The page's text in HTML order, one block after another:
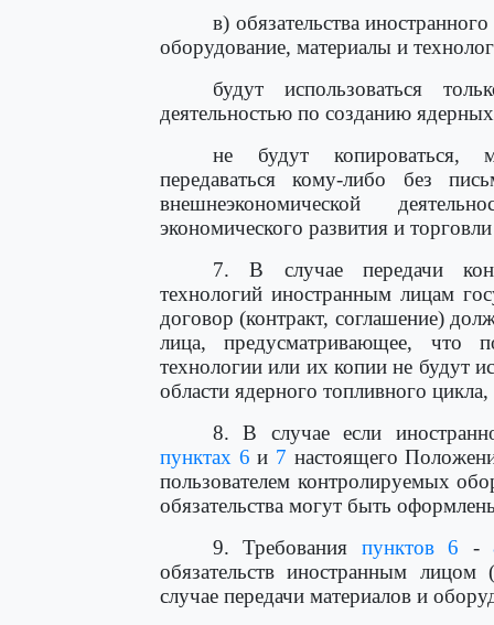
в) обязательства
оборудование, материалы и
будут использоваться
деятельностью по созданию
не будут копироваться,
передаваться кому-либо без
внешнеэкономической
экономического развития и
7. В случае передачи
технологий иностранным лицам
договор (контракт, соглашение)
лица, предусматривающее, что
технологии или их копии не будут
области ядерного топливного
8. В случае если
пунктах 6 и 7 настоящего
пользователем контролируемых
обязательства могут быть
9. Требования пунктов 6 -
обязательств иностранным
случае передачи материалов и